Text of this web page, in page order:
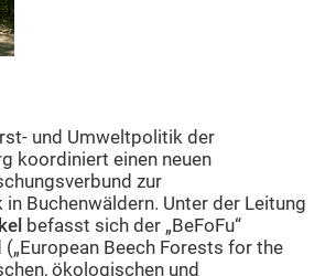
und Umweltpolitik der
koordiniert einen neuen
zur
Buchenwäldern. Unter der Leitung
befasst sich der „BeFoFu“
Beech Forests for the
ökologischen und